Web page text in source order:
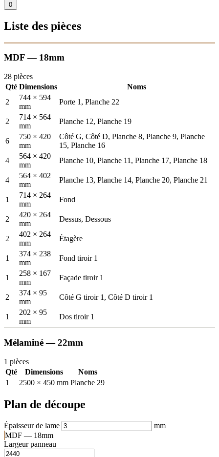
0
Liste des pièces
MDF — 18mm
28 pièces
Qté Dimensions
Noms
2
744 × 594
mm
Porte 1, Planche 22
2
714 × 564
mm
Planche 12, Planche 19
6
750 × 420
mm
Côté G, Côté D, Planche 8, Planche 9, Planche
15, Planche 16
4
564 × 420
mm
Planche 10, Planche 11, Planche 17, Planche 18
4
564 × 402
mm
Planche 13, Planche 14, Planche 20, Planche 21
1
714 × 264
mm
Fond
2
420 × 264
mm
Dessus, Dessous
2
402 × 264
mm
Étagère
1
374 × 238
mm
Fond tiroir 1
1
258 × 167
mm
Façade tiroir 1
2
374 × 95
mm
Côté G tiroir 1, Côté D tiroir 1
1
202 × 95
mm
Dos tiroir 1
Mélaminé — 22mm
1 pièces
Qté
Dimensions
Noms
1
2500 × 450 mm Planche 29
Plan de découpe
Épaisseur de lame
mm
MDF — 18mm
Largeur panneau